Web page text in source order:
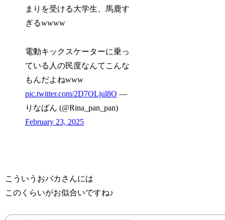
まりを受ける大学生、馬鹿す
ぎるwwww
電動キックスケーターに乗っ
ている人の民度なんてこんな
もんだよねwww
pic.twitter.com/2D7OLjul8O —
りなぱん‍ (@Rina_pan_pan)
February 23, 2025
こういうおバカさんには
このくらいがお似合いですね♪